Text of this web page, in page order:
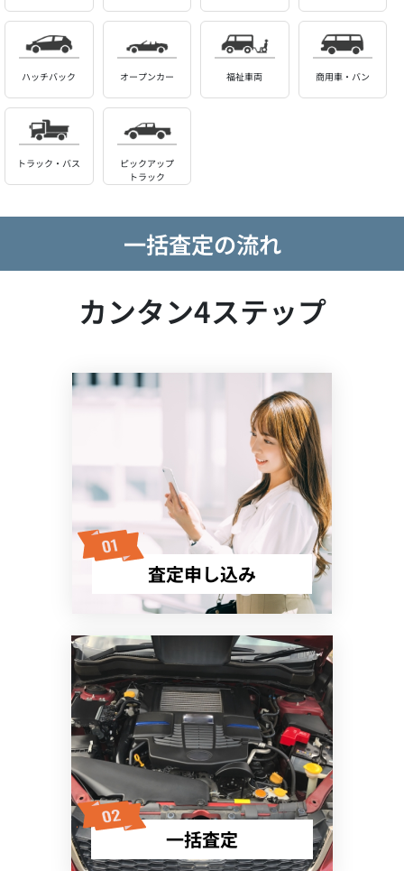
ハッチバック オープンカー 福祉車両 商用車・バン
トラック・バス
ピックアップ
トラック
一括査定の流れ
カンタン4ステップ
査定申し込み
一括査定